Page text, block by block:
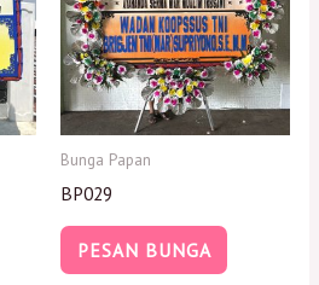
Bunga Papan
BP029
PESAN BUNGA